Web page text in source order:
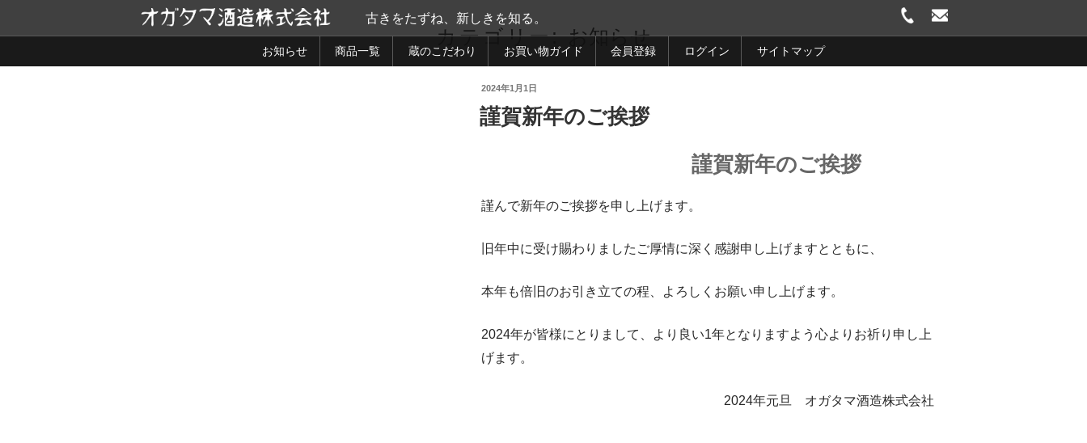
ン
古きをたずね、新しきを知る。
お知らせ 商品一覧 蔵のこだわり お買い物ガイド 会員登録 ログイン サイトマップ
カテゴリー:お知らせ
投
稿
2024年1月1日
謹賀新年のご挨拶
謹賀新年のご挨拶
謹んで新年のご挨拶を申し上げます。
旧年中に受け賜わりましたご厚情に深く感謝申し上げますとともに、
本年も倍旧のお引き立ての程、よろしくお願い申し上げます。
2024年が皆様にとりまして、より良い1年となりますよう心よりお祈り申し上
げます。
2024年元旦 オガタマ酒造株式会社